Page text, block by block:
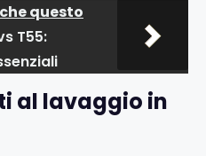
questo
T55:
al lavaggio in